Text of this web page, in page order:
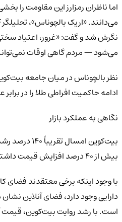
اما ناظران رمزارز این مقاومت را
نگرش شد و گفت: «غرور، اعتیاد
می‌شود — مردم گاهی اوقات
نظر بالچوناس در میان جامعه
ادامه حاکمیت افراطی طلا را در
نگاهی به عملکرد بازار
بیت‌کوین امسال
بیش از ۴۰ درصد افزایش قیمت داشته است.
با وجود اینکه برخی معتقدند فضای
دارایی وجود دارد، فضای آنلاین
است. با رشد روایت بیت‌کوین، قیمت